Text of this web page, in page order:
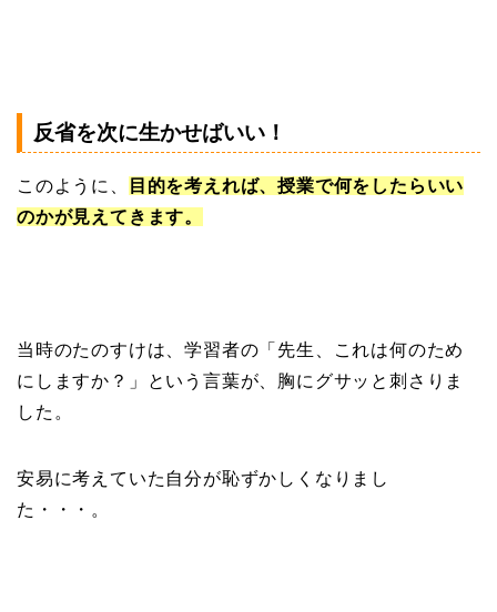
反省を次に生かせばいい！
このように、
目的を考えれば、授業で何をしたらいい
のかが見えてきます。
当時のたのすけは、学習者の「先生、これは何のため
にしますか？」という言葉が、胸にグサッと刺さりま
した。
安易に考えていた自分が恥ずかしくなりまし
た・・・。